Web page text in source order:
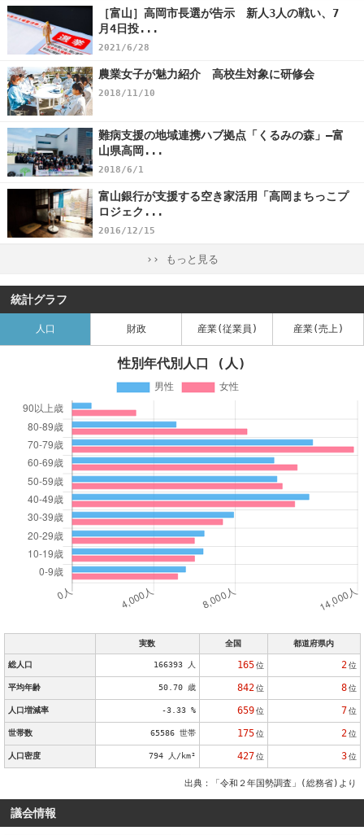
［富山］高岡市長選が告示 新人3人の戦い、7
月4日投...
2021/6/28
農業女子が魅力紹介 高校生対象に研修会
2018/11/10
難病支援の地域連携ハブ拠点「くるみの森」―富
山県高岡...
2018/6/1
富山銀行が支援する空き家活用「高岡まちっこプ
ロジェク...
2016/12/15
›› もっと見る
統計グラフ
人口 財政 産業(従業員) 産業(売上)
性別年代別人口 (人)
実数 全国 都道府県内
総人口 166393 人 165 位 2 位
平均年齢 50.70 歳 842 位 8 位
人口増減率 -3.33 % 659 位 7 位
世帯数 65586 世帯 175 位 2 位
人口密度 794 人/km² 427 位 3 位
出典：「令和２年国勢調査」(総務省)より
議会情報